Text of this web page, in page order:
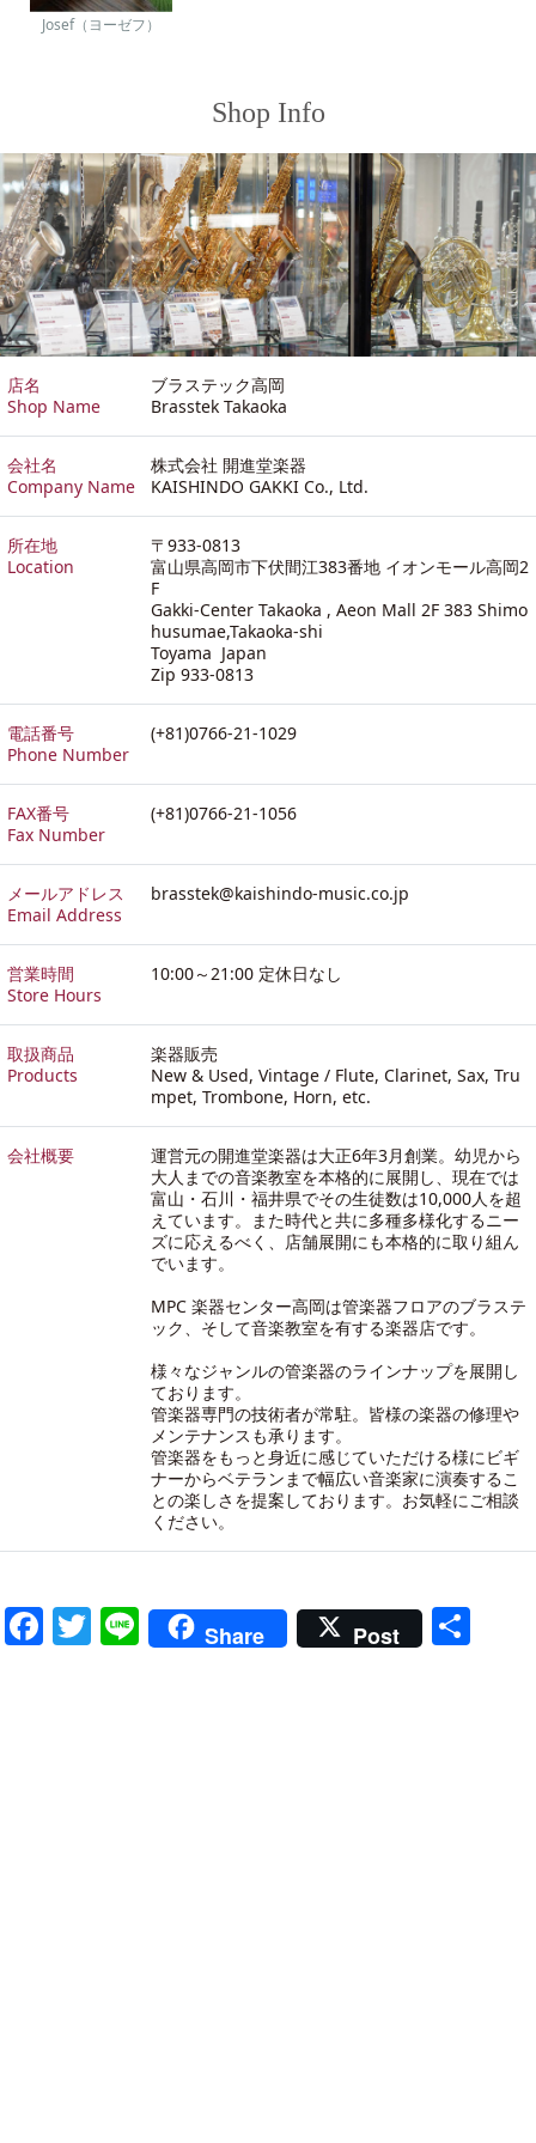
Josef（ヨーゼフ）
Shop Info
店名
Shop Name
ブラステック高岡
Brasstek Takaoka
会社名
Company Name
株式会社 開進堂楽器
KAISHINDO GAKKI Co., Ltd.
所在地
Location
〒933-0813
富山県高岡市下伏間江383番地 イオンモール高岡2
F
Gakki-Center Takaoka , Aeon Mall 2F 383 Shimo
husumae,Takaoka-shi
Toyama Japan
Zip 933-0813
電話番号
Phone Number
(+81)0766-21-1029
FAX番号
Fax Number
(+81)0766-21-1056
メールアドレス
Email Address
brasstek@kaishindo-music.co.jp
営業時間
Store Hours
10:00～21:00 定休日なし
取扱商品
Products
楽器販売
New & Used, Vintage / Flute, Clarinet, Sax, Tru
mpet, Trombone, Horn, etc.
会社概要
運営元の開進堂楽器は大正6年3月創業。幼児から
大人までの音楽教室を本格的に展開し、現在では
富山・石川・福井県でその生徒数は10,000人を超
えています。また時代と共に多種多様化するニー
ズに応えるべく、店舗展開にも本格的に取り組ん
でいます。
MPC 楽器センター高岡は管楽器フロアのブラステ
ック、そして音楽教室を有する楽器店です。
様々なジャンルの管楽器のラインナップを展開し
ております。
管楽器専門の技術者が常駐。皆様の楽器の修理や
メンテナンスも承ります。
管楽器をもっと身近に感じていただける様にビギ
ナーからベテランまで幅広い音楽家に演奏するこ
との楽しさを提案しております。お気軽にご相談
ください。
Facebook
Twitter
LineShare Post